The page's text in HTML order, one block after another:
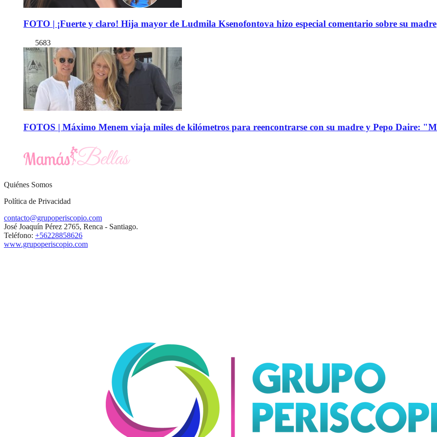
FOTO | ¡Fuerte y claro! Hija mayor de Ludmila Ksenofontova hizo especial comentario sobre su madre
5683
FOTOS | Máximo Menem viaja miles de kilómetros para reencontrarse con su madre y Pepo Daire:
Quiénes Somos
Política de Privacidad
contacto@grupoperiscopio.com
José Joaquín Pérez 2765, Renca - Santiago.
Teléfono: +56228858626
www.grupoperiscopio.com